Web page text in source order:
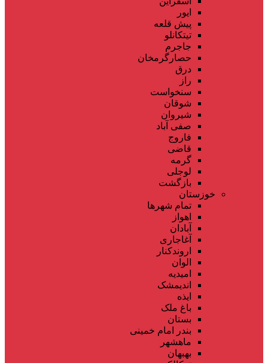
ایور
پیش قلعه
تیتکانلو
جاجرم
حصارگرمخان
درق
راز
سنخواست
شوقان
شیروان
صفی آباد
فاروج
قاضی
گرمه
لوجلی
بازگشت
خوزستان
تمام شهر‌ها
اهواز
آبادان
آغاجاری
اروندکنار
الوان
امیدیه
اندیمشک
ایذه
باغ ملک
بستان
بندر امام خمینی
ماهشهر
بهبهان